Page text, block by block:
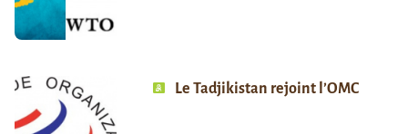
Le Tadjikistan rejoint l’OMC